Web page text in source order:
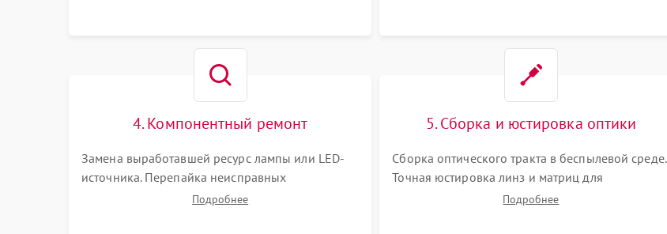
4. Компонентный ремонт
Замена выработавшей ресурс лампы или LED-
источника. Перепайка неисправных
компонентов на платах. Замена DMD-чипа при
Подробнее
5. Сборка и юстировка оптики
Сборка оптического тракта в беспылевой среде.
Точная юстировка линз и матриц для
правильного сведения цветов и устранения
Подробнее